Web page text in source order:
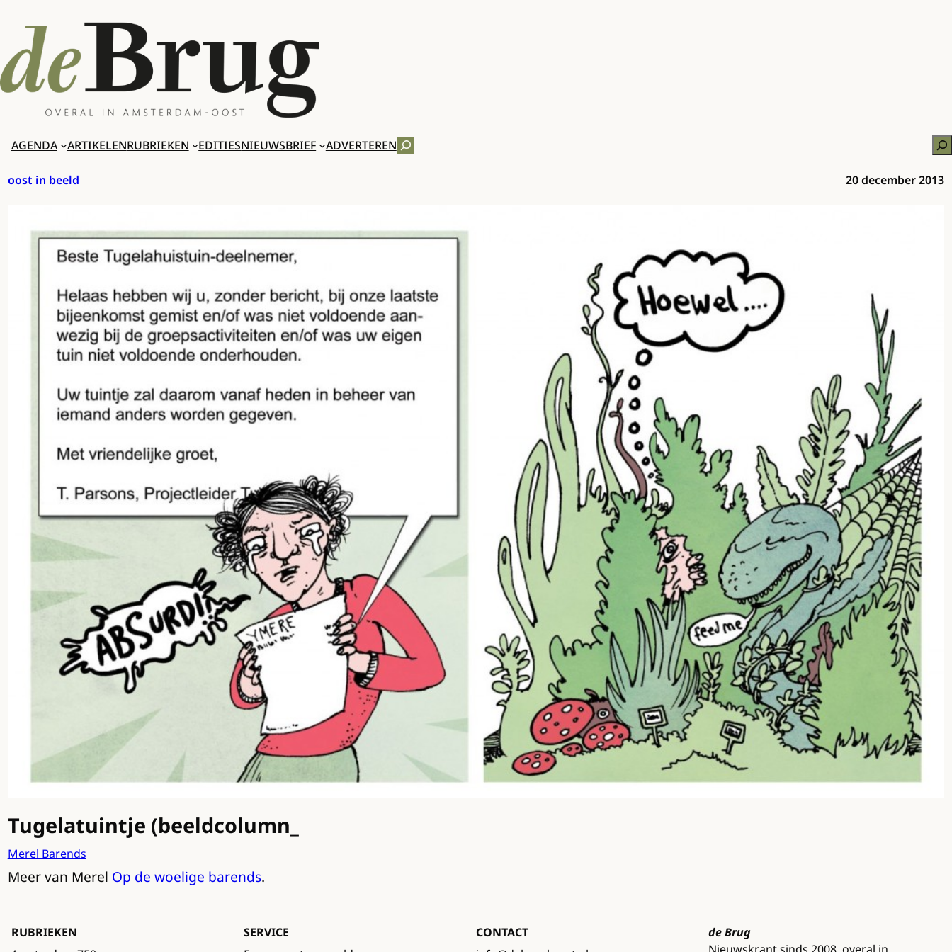
naar
inhoud
AGENDA ARTIKELENRUBRIEKEN EDITIESNIEUWSBRIEF ADVERTERENZOEKEN
oost in beeld 20 december 2013
Tugelatuintje (beeldcolumn_
Merel Barends
Meer van Merel Op de woelige barends.
RUBRIEKEN
SERVICE
CONTACT
de Brug